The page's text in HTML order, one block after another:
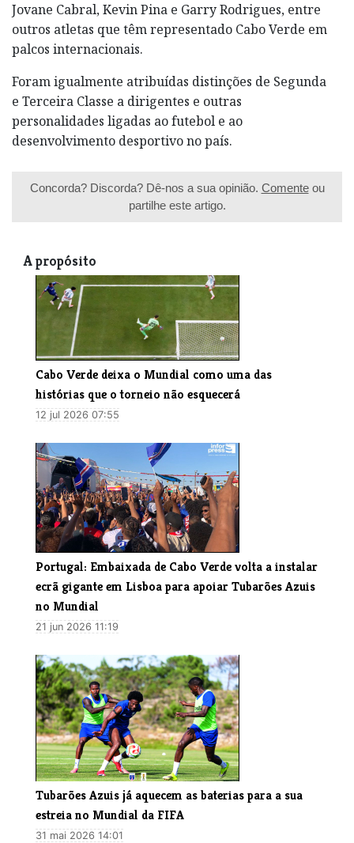
Jovane Cabral, Kevin Pina e Garry Rodrigues, entre
outros atletas que têm representado Cabo Verde em
palcos internacionais.
Foram igualmente atribuídas distinções de Segunda
e Terceira Classe a dirigentes e outras
personalidades ligadas ao futebol e ao
desenvolvimento desportivo no país.
Concorda? Discorda? Dê-nos a sua opinião. Comenteou
partilhe este artigo.
A propósito
Cabo Verde deixa o Mundial como uma das
histórias que o torneio não esquecerá
12 jul 2026 07:55
Portugal: Embaixada de Cabo Verde volta a instalar
ecrã gigante em Lisboa para apoiar Tubarões Azuis
no Mundial
21 jun 2026 11:19
Tubarões Azuis já aquecem as baterias para a sua
estreia no Mundial da FIFA
31 mai 2026 14:01